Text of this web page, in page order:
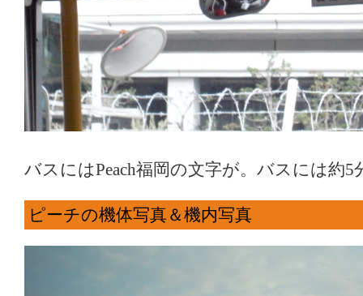
バスにはPeach福岡の文字が。バスには約5
ピーチの機体写真＆機内写真